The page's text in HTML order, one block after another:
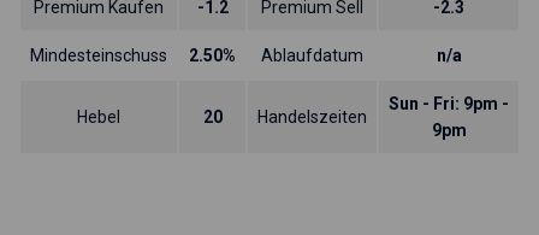
Premium Kaufen -1.2 Premium Sell -2.3
Mindesteinschuss 2.50% Ablaufdatum n/a
Hebel 20 Handelszeiten
Sun - Fri: 9pm -
9pm